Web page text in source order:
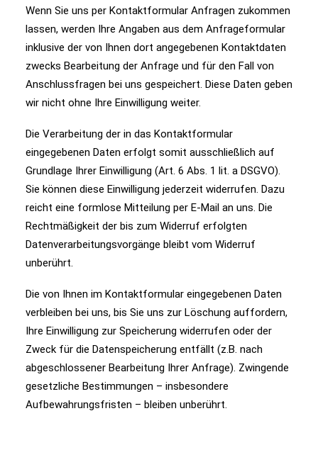
Wenn Sie uns per Kontaktformular Anfragen zukommen
lassen, werden Ihre Angaben aus dem Anfrageformular
inklusive der von Ihnen dort angegebenen Kontaktdaten
zwecks Bearbeitung der Anfrage und für den Fall von
Anschlussfragen bei uns gespeichert. Diese Daten geben
wir nicht ohne Ihre Einwilligung weiter.
Die Verarbeitung der in das Kontaktformular
eingegebenen Daten erfolgt somit ausschließlich auf
Grundlage Ihrer Einwilligung (Art. 6 Abs. 1 lit. a DSGVO).
Sie können diese Einwilligung jederzeit widerrufen. Dazu
reicht eine formlose Mitteilung per E-Mail an uns. Die
Rechtmäßigkeit der bis zum Widerruf erfolgten
Datenverarbeitungsvorgänge bleibt vom Widerruf
unberührt.
Die von Ihnen im Kontaktformular eingegebenen Daten
verbleiben bei uns, bis Sie uns zur Löschung auffordern,
Ihre Einwilligung zur Speicherung widerrufen oder der
Zweck für die Datenspeicherung entfällt (z.B. nach
abgeschlossener Bearbeitung Ihrer Anfrage). Zwingende
gesetzliche Bestimmungen – insbesondere
Aufbewahrungsfristen – bleiben unberührt.